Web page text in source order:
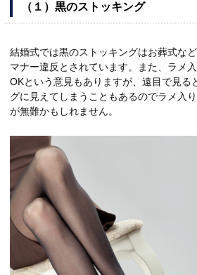
（１）黒のストッキング
結婚式では黒のストッキングはお葬式な
マナー違反とされています。また、ラメ
OKという意見もありますが、遠目で見る
グに見えてしまうこともあるのでラメ入
が無難かもしれません。